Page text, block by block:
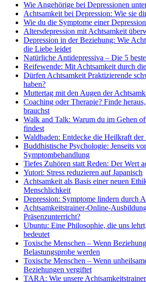
Wie Angehörige bei Depressionen
Achtsamkeit bei Depression: Wie sie
Wie du die Symptome einer
Altersdepression mit Achtsamkeit
Depression in der Beziehung: Wie
die Liebe leidet
Natürliche Antidepressiva – Die 5
Reifewende: Mit Achtsamkeit durch
Dürfen Achtsamkeit Praktizierende
haben?
Muttertag mit den Augen der
Coaching oder Therapie? Finde
brauchst
Walk and Talk: Warum du im Gehen
findest
Waldbaden: Entdecke die Heilkraft
Buddhistische Psychologie: Jenseits
Symptombehandlung
Tiefes Zuhören statt Reden: Der Wert
Yutori: Stress reduzieren auf Japanisch
Achtsamkeit als Basis einer neuen
Menschlichkeit
Depression: Symptome lindern durch
Achtsamkeitstrainer-Online-
Präsenzunterricht?
Ubuntu: Eine Philosophie, die uns
bedeutet
Toxische Menschen – Wenn
Belastungsprobe werden
Toxische Menschen – Wenn
Beziehungen vergiftet
TARA: Wie unsere